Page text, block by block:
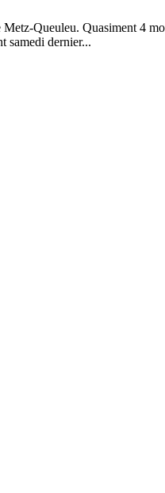
Queuleu. Quasiment 4
samedi dernier...